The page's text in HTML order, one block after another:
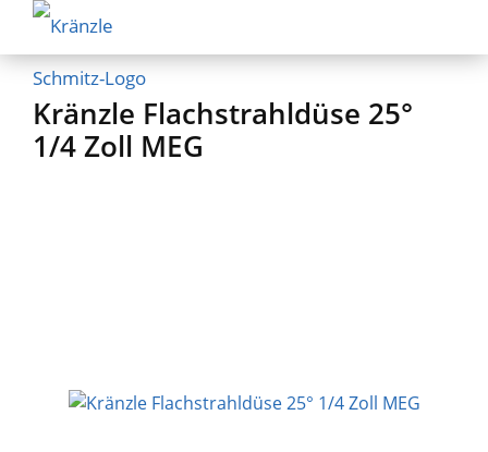
Kränzle Flachstrahldüse 25°
1/4 Zoll MEG